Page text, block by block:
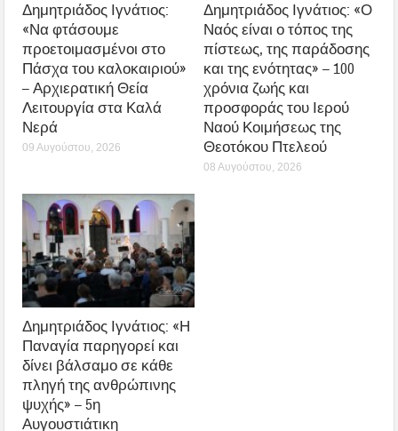
Δημητριάδος Ιγνάτιος:
«Να φτάσουμε
προετοιμασμένοι στο
Πάσχα του καλοκαιριού»
– Αρχιερατική Θεία
Λειτουργία στα Καλά
Νερά
09 Αυγούστου, 2026
Δημητριάδος Ιγνάτιος: «Ο
Ναός είναι ο τόπος της
πίστεως, της παράδοσης
και της ενότητας» – 100
χρόνια ζωής και
προσφοράς του Ιερού
Ναού Κοιμήσεως της
Θεοτόκου Πτελεού
08 Αυγούστου, 2026
Δημητριάδος Ιγνάτιος: «Η
Παναγία παρηγορεί και
δίνει βάλσαμο σε κάθε
πληγή της ανθρώπινης
ψυχής» – 5η
Αυγουστιάτικη